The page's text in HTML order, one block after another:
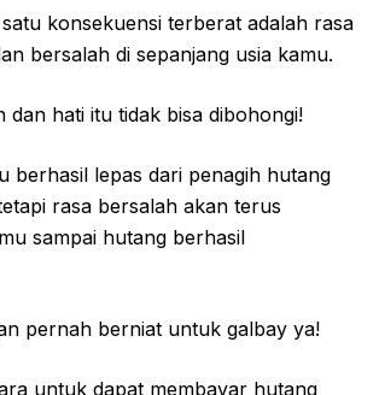
konsekuensi terberat adalah rasa
bersalah di sepanjang usia kamu.
dan hati itu tidak bisa dibohongi!
berhasil lepas dari penagih hutang
rasa bersalah akan terus
sampai hutang berhasil
pernah berniat untuk galbay ya!
untuk dapat membayar hutang